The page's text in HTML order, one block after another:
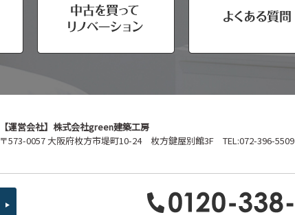
【運営会社】株式会社green建築工房
〒573-0057 大阪府枚方市堤町10-24 枚方鍵屋別館3F TEL:072-396-5509